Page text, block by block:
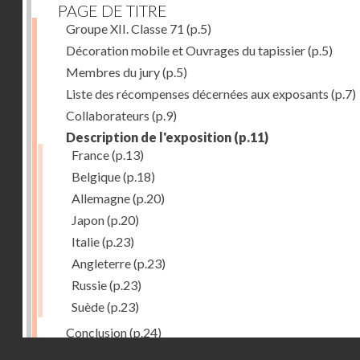
PAGE DE TITRE
Groupe XII. Classe 71 (p.5)
Décoration mobile et Ouvrages du tapissier(p.5)
Membres du jury(p.5)
Liste des récompenses décernées aux exposants (p.7)
Collaborateurs (p.9)
Description de l'exposition (p.11)
France(p.13)
Belgique(p.18)
Allemagne(p.20)
Japon(p.20)
Italie(p.23)
Angleterre(p.23)
Russie(p.23)
Suède(p.23)
Conclusion(p.24)